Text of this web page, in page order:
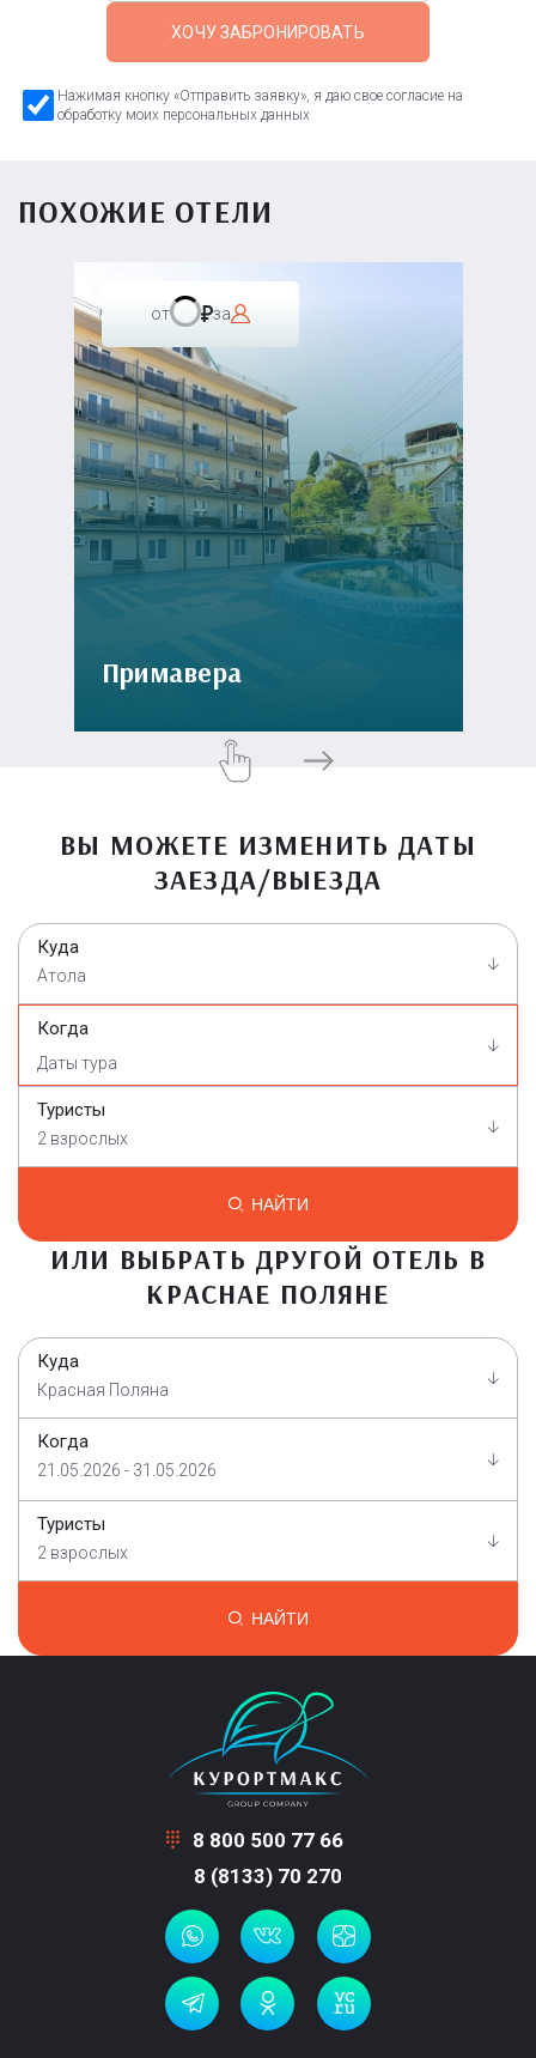
ХОЧУ ЗАБРОНИРОВАТЬ
Нажимая кнопку «Отправить заявку», я даю свое согласие на
обработку моих персональных данных
ПОХОЖИЕ ОТЕЛИ
от за
Примавера
ВЫ МОЖЕТЕ ИЗМЕНИТЬ ДАТЫ
ЗАЕЗДА/ВЫЕЗДА
Куда
Атола
Когда
Туристы
2 взрослых
НАЙТИ
ИЛИ ВЫБРАТЬ ДРУГОЙ ОТЕЛЬ В
КРАСНАЕ ПОЛЯНЕ
Куда
Красная Поляна
Когда
21.05.2026 - 31.05.2026
Туристы
2 взрослых
НАЙТИ
8 800 500 77 66
8 (8133) 70 270